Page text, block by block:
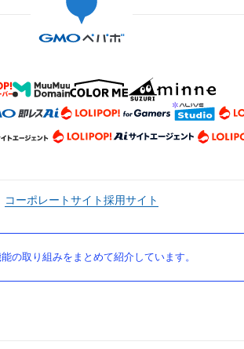
コーポレートサイト採用サイト
の取り組みをまとめて紹介しています。